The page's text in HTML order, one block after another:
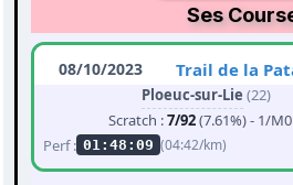
Ses
08/10/2023 Trail de la
Ploeuc-sur-Lie (22)
Scratch :7/92(7.61%) - 1/
Perf : 01:48:09 (04:42/km)